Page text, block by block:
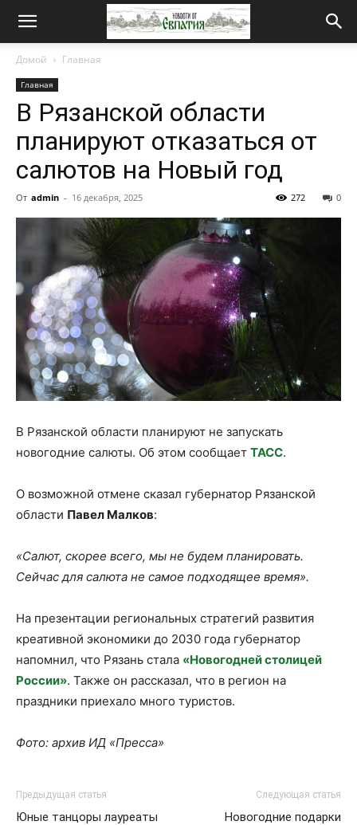
Новости
Домой Главная
Главная
В Рязанской области
планируют отказаться от
салютов на Новый год
От admin - 16 декабря, 2025 0
272
В Рязанской области планируют не запускать
новогодние салюты. Об этом сообщает ТАСС.
О возможной отмене сказал губернатор Рязанской
области Павел Малков:
«Салют, скорее всего, мы не будем планировать.
Сейчас для салюта не самое подходящее время».
На презентации региональных стратегий развития
креативной экономики до 2030 года губернатор
напомнил, что Рязань стала «Новогодней столицей
России». Также он рассказал, что в регион на
праздники приехало много туристов.
Фото: архив ИД «Пресса»
Предыдущая статья
Юные танцоры лауреаты
Следующая статья
Новогодние подарки